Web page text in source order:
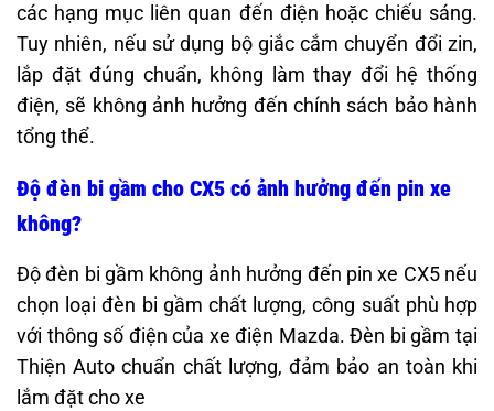
các hạng mục liên quan đến điện hoặc chiếu sáng.
Tuy nhiên, nếu sử dụng bộ giắc cắm chuyển đổi zin,
lắp đặt đúng chuẩn, không làm thay đổi hệ thống
điện, sẽ không ảnh hưởng đến chính sách bảo hành
tổng thể.
Độ đèn bi gầm cho CX5 có ảnh hưởng đến pin xe
không?
Độ đèn bi gầm không ảnh hưởng đến pin xe CX5 nếu
chọn loại đèn bi gầm chất lượng, công suất phù hợp
với thông số điện của xe điện Mazda. Đèn bi gầm tại
Thiện Auto chuẩn chất lượng, đảm bảo an toàn khi
lắm đặt cho xe